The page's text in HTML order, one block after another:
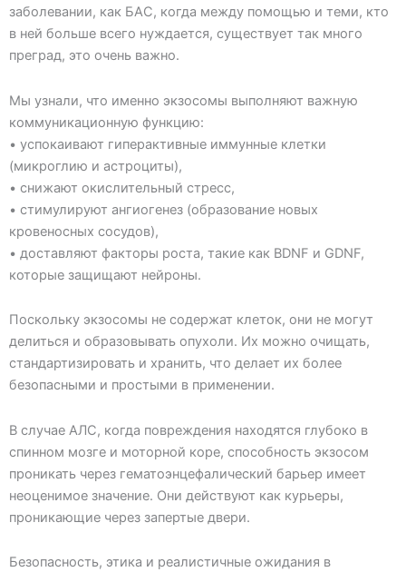
заболевании, как БАС, когда между помощью и теми, кто
в ней больше всего нуждается, существует так много
преград, это очень важно.
Мы узнали, что именно экзосомы выполняют важную
коммуникационную функцию:
• успокаивают гиперактивные иммунные клетки
(микроглию и астроциты),
• снижают окислительный стресс,
• стимулируют ангиогенез (образование новых
кровеносных сосудов),
• доставляют факторы роста, такие как BDNF и GDNF,
которые защищают нейроны.
Поскольку экзосомы не содержат клеток, они не могут
делиться и образовывать опухоли. Их можно очищать,
стандартизировать и хранить, что делает их более
безопасными и простыми в применении.
В случае АЛС, когда повреждения находятся глубоко в
спинном мозге и моторной коре, способность экзосом
проникать через гематоэнцефалический барьер имеет
неоценимое значение. Они действуют как курьеры,
проникающие через запертые двери.
Безопасность, этика и реалистичные ожидания в